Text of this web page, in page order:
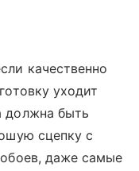
качественно
уходит
должна быть
сцепку с
даже самые